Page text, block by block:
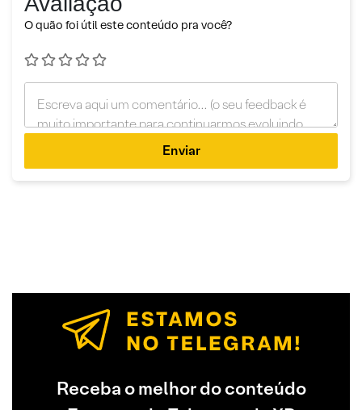
O quão foi útil este conteúdo pra você?
Enviar
Receba o melhor do conteúdo